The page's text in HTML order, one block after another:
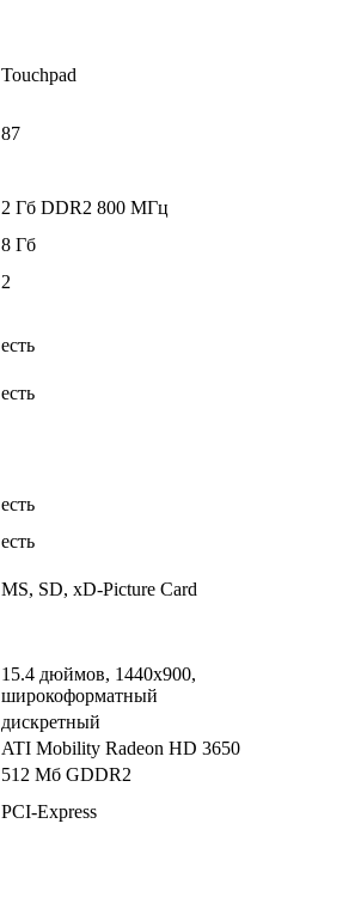
Touchpad
87
2 Гб DDR2 800 МГц
8 Гб
2
есть
есть
есть
есть
MS, SD, xD-Picture Card
15.4 дюймов, 1440x900,
широкоформатный
дискретный
ATI Mobility Radeon HD 3650
512 Мб GDDR2
PCI-Express